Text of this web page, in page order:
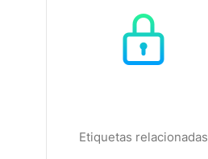
Etiquetas relacionadas